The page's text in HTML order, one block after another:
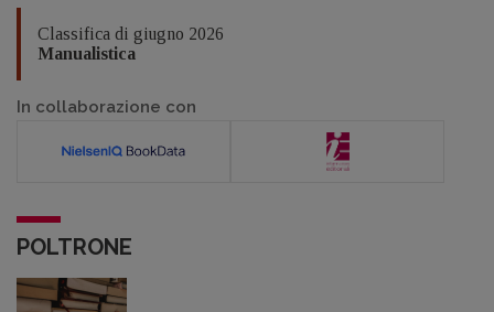
Classifica di giugno 2026
Manualistica
In collaborazione con
POLTRONE